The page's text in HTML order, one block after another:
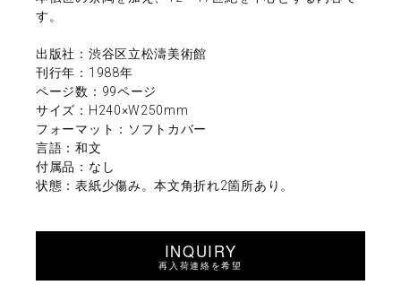
す。
出版社：渋谷区立松濤美術館
刊行年：1988年
ページ数：99ページ
サイズ：H240×W250mm
フォーマット：ソフトカバー
言語：和文
付属品：なし
状態：表紙少傷み。本文角折れ2箇所あり。
INQUIRY
再入荷連絡を希望